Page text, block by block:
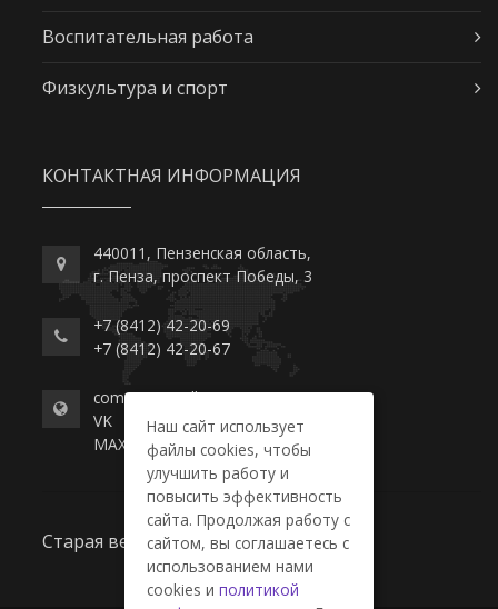
Воспитательная работа
Физкультура и спорт
КОНТАКТНАЯ ИНФОРМАЦИЯ
440011, Пензенская область,
г. Пенза, проспект Победы, 3
+7 (8412) 42-20-69
+7 (8412) 42-20-67
commerce-college.ru
VK
MAX
Старая версия сайта
Наш сайт использует
файлы cookies, чтобы
улучшить работу и
повысить эффективность
сайта. Продолжая работу с
сайтом, вы соглашаетесь с
использованием нами
cookies и политикой